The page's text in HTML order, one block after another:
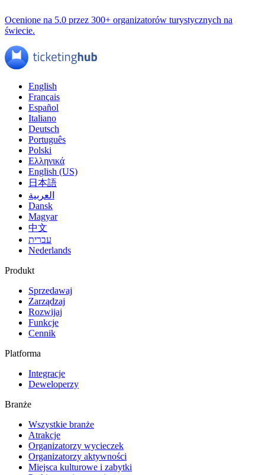
Ocenione na 5.0 przez 300+ organizatorów turystycznych na
świecie.
English
Français
Español
Italiano
Deutsch
Português
Polski
Ελληνικά
English (US)
日本語
العربية
Dansk
Magyar
中文
עברית
Nederlands
Produkt
Sprzedawaj
Zarządzaj
Rozwijaj
Funkcje
Cennik
Platforma
Integracje
Deweloperzy
Branże
Wszystkie branże
Atrakcje
Organizatorzy wycieczek
Organizatorzy aktywności
Miejsca kulturowe i zabytki